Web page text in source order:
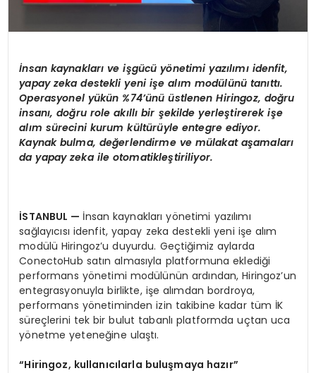
İnsan kaynaklarıve işgücüyönetimi yazılımı idenfit,
yapay zeka destekli yeni işe alım modülünü tanıttı.
Operasyonel yükün %74’ünü üstlenen Hiringoz, doğru
insanı, doğru role akıllıbir şekilde yerleştirerek işe
alım sürecini kurum kültürüyle entegre ediyor.
Kaynak bulma, değerlendirme ve mülakat aşamaları
da yapay zeka ile otomatikleştiriliyor.
İSTANBUL — İnsan kaynakları yönetimi yazılımı
sağlayıcısı idenfit, yapay zeka destekli yeni işe alım
modülü Hiringoz’u duyurdu. Geçtiğimiz aylarda
ConectoHub satın almasıyla platformuna eklediği
performans yönetimi modülünün ardından, Hiringoz’un
entegrasyonuyla birlikte, işe alımdan bordroya,
performans yönetiminden izin takibine kadar tüm İK
süreçlerini tek bir bulut tabanlı platformda uçtan uca
yönetme yeteneğine ulaştı.
“Hiringoz, kullanıcılarla buluşmaya hazır”